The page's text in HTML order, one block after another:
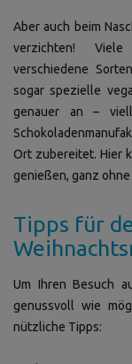
Aber auch beim
verzichten! Viele
verschiedene
sogar spezielle
genauer an –
Ort zubereitet. Hier
genießen, ganz
Tipps für
Um Ihren Besuch
genussvoll wie
nützliche Tipps: